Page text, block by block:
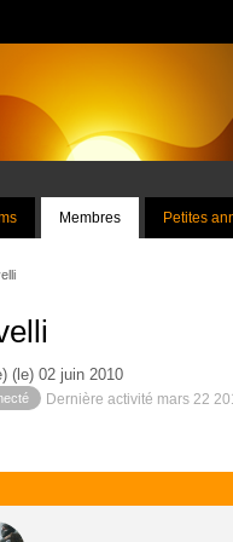
Membres Petites
(le) 02 juin 2010
Dernière activité mars 22